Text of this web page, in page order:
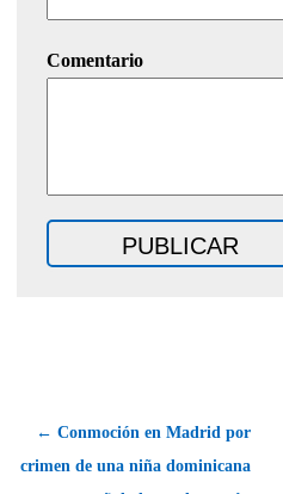
Comentario
← Conmoción en Madrid por
crimen de una niña dominicana